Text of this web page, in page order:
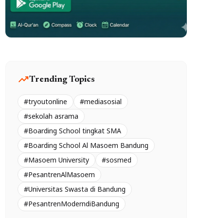
trending_upTrending Topics
#tryoutonline
#mediasosial
#sekolah asrama
#Boarding School tingkat SMA
#Boarding School Al Masoem Bandung
#Masoem University
#sosmed
#PesantrenAlMasoem
#Universitas Swasta di Bandung
#PesantrenModerndiBandung